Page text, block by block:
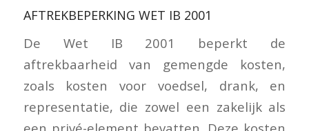
AFTREKBEPERKING WET IB 2001
De Wet IB 2001 beperkt de
aftrekbaarheid van gemengde kosten,
zoals kosten voor voedsel, drank, en
representatie, die zowel een zakelijk als